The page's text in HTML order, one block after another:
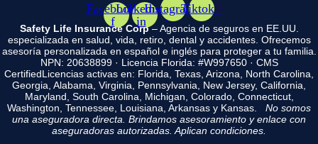
Facebook-
f
Linkedin-
in
InstagramTiktok
Safety Life Insurance Corp– Agencia de seguros en EE.UU.
especializada en salud, vida, retiro, dental y accidentes. Ofrecemos
asesoría personalizada en español e inglés para proteger a tu familia.
NPN: 20638899 · Licencia Florida: #W997650 · CMS
CertifiedLicencias activas en: Florida, Texas, Arizona, North Carolina,
Georgia, Alabama, Virginia, Pennsylvania, New Jersey, California,
Maryland, South Carolina, Michigan, Colorado, Connecticut,
Washington, Tennessee, Louisiana, Arkansas y Kansas. No somos
una aseguradora directa. Brindamos asesoramiento y enlace con
aseguradoras autorizadas. Aplican condiciones.